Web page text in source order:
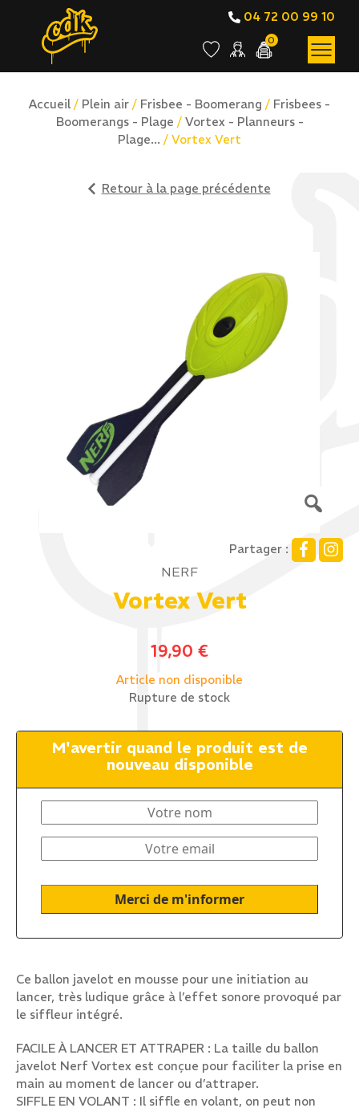
04 72 00 99 10
0
Accueil / Plein air / Frisbee - Boomerang / Frisbees -
Boomerangs - Plage / Vortex - Planneurs -
Plage... / Vortex Vert
Retour à la page précédente
Partager :
NERF
Vortex Vert
19,90 €
Article non disponible
Rupture de stock
M'avertir quand le produit est de
nouveau disponible
Ce ballon javelot en mousse pour une initiation au
lancer, très ludique grâce à l’effet sonore provoqué par
le siffleur intégré.
FACILE À LANCER ET ATTRAPER : La taille du ballon
javelot Nerf Vortex est conçue pour faciliter la prise en
main au moment de lancer ou d’attraper.
SIFFLE EN VOLANT : Il siffle en volant, on peut non